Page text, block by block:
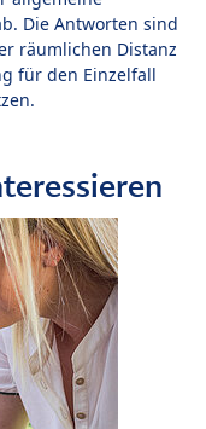
Die Antworten sind
räumlichen Distanz
für den Einzelfall